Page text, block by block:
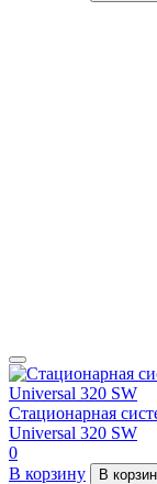
Стационарная
Universal 320 SW
0
В корзину
В